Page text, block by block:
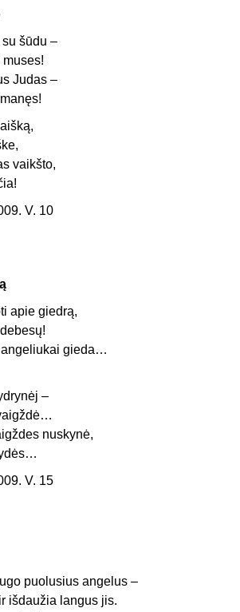
šūdu –
muses!
Judas –
vaikšto,
V. 10
apie giedrą,
gieda…
–
nuskynė,
V. 15
puolusius angelus –
išdaužia langus jis.